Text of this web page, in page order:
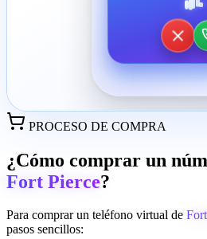
PROCESO DE COMPRA
¿Cómo comprar un
Fort Pierce?
Para comprar un teléfono virtual de
pasos sencillos: